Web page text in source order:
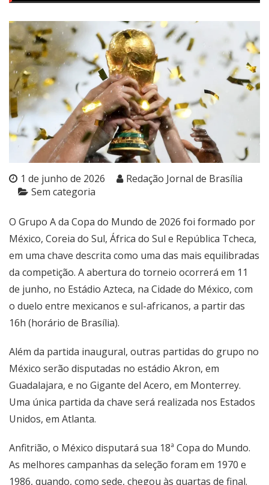
1 de junho de 2026
Redação Jornal de Brasília
Sem categoria
O Grupo A da Copa do Mundo de 2026 foi formado por
México, Coreia do Sul, África do Sul e República Tcheca,
em uma chave descrita como uma das mais equilibradas
da competição. A abertura do torneio ocorrerá em 11
de junho, no Estádio Azteca, na Cidade do México, com
o duelo entre mexicanos e sul-africanos, a partir das
16h (horário de Brasília).
Além da partida inaugural, outras partidas do grupo no
México serão disputadas no estádio Akron, em
Guadalajara, e no Gigante del Acero, em Monterrey.
Uma única partida da chave será realizada nos Estados
Unidos, em Atlanta.
Anfitrião, o México disputará sua 18ª Copa do Mundo.
As melhores campanhas da seleção foram em 1970 e
1986, quando, como sede, chegou às quartas de final.